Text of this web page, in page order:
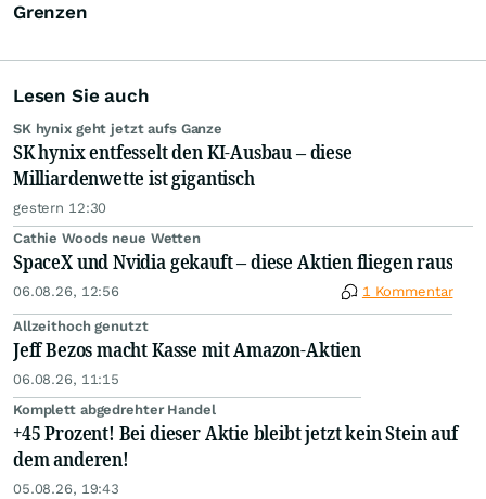
Grenzen
Lesen Sie auch
SK hynix geht jetzt aufs Ganze
SK hynix entfesselt den KI-Ausbau – diese
Milliardenwette ist gigantisch
gestern 12:30
Cathie Woods neue Wetten
SpaceX und Nvidia gekauft – diese Aktien fliegen raus
06.08.26, 12:56 1 Kommentar
Allzeithoch genutzt
Jeff Bezos macht Kasse mit Amazon-Aktien
06.08.26, 11:15
Komplett abgedrehter Handel
+45 Prozent! Bei dieser Aktie bleibt jetzt kein Stein auf
dem anderen!
05.08.26, 19:43